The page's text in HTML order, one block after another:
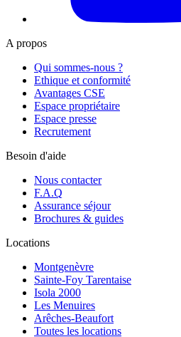
A propos
Qui sommes-nous ?
Ethique et conformité
Avantages CSE
Espace propriétaire
Espace presse
Recrutement
Besoin d'aide
Nous contacter
F.A.Q
Assurance séjour
Brochures & guides
Locations
Montgenèvre
Sainte-Foy Tarentaise
Isola 2000
Les Menuires
Arêches-Beaufort
Toutes les locations